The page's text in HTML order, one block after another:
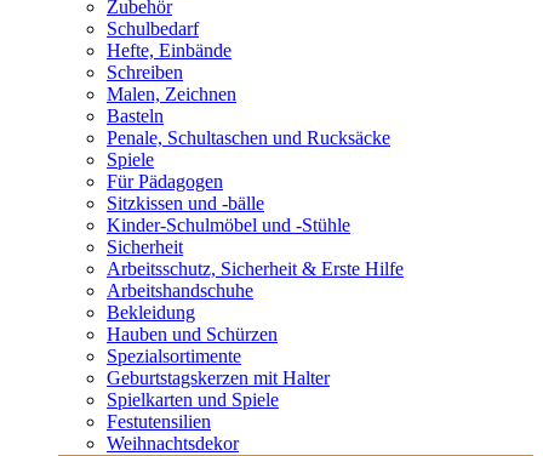
Zubehör
Schulbedarf
Hefte, Einbände
Schreiben
Malen, Zeichnen
Basteln
Penale, Schultaschen und Rucksäcke
Spiele
Für Pädagogen
Sitzkissen und -bälle
Kinder-Schulmöbel und -Stühle
Sicherheit
Arbeitsschutz, Sicherheit & Erste Hilfe
Arbeitshandschuhe
Bekleidung
Hauben und Schürzen
Spezialsortimente
Geburtstagskerzen mit Halter
Spielkarten und Spiele
Festutensilien
Weihnachtsdekor